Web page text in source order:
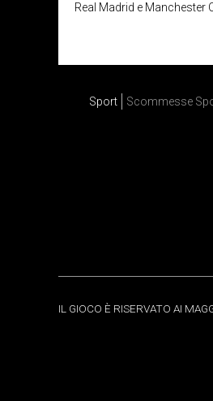
Real Madrid e Manchester
Sport Scommesse
IL GIOCO È RISERVATO AI